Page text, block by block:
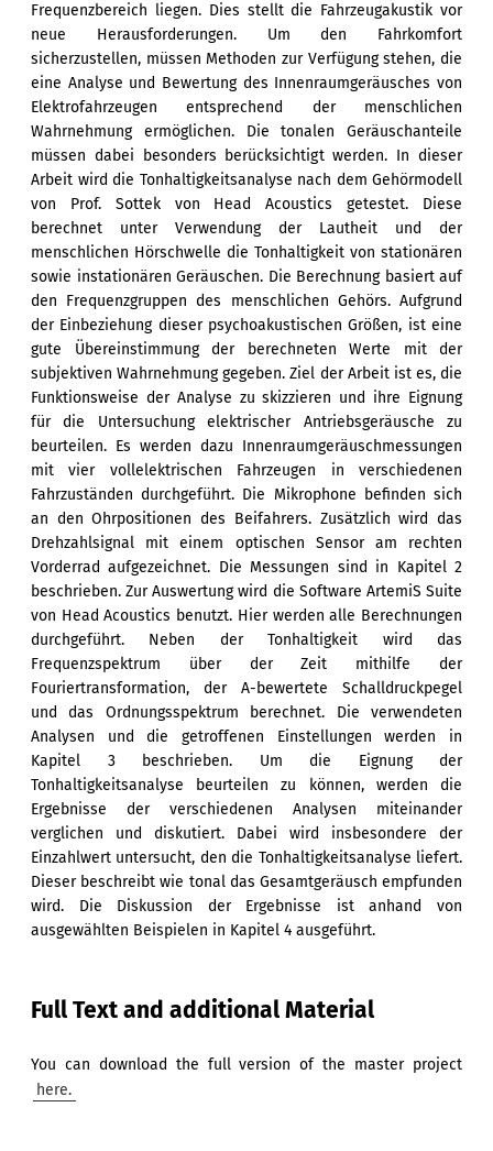
Frequenzbereich liegen. Dies stellt die Fahrzeugakustik vor
neue Herausforderungen. Um den Fahrkomfort
sicherzustellen, müssen Methoden zur Verfügung stehen, die
eine Analyse und Bewertung des Innenraumgeräusches von
Elektrofahrzeugen entsprechend der menschlichen
Wahrnehmung ermöglichen. Die tonalen Geräuschanteile
müssen dabei besonders berücksichtigt werden. In dieser
Arbeit wird die Tonhaltigkeitsanalyse nach dem Gehörmodell
von Prof. Sottek von Head Acoustics getestet. Diese
berechnet unter Verwendung der Lautheit und der
menschlichen Hörschwelle die Tonhaltigkeit von stationären
sowie instationären Geräuschen. Die Berechnung basiert auf
den Frequenzgruppen des menschlichen Gehörs. Aufgrund
der Einbeziehung dieser psychoakustischen Größen, ist eine
gute Übereinstimmung der berechneten Werte mit der
subjektiven Wahrnehmung gegeben. Ziel der Arbeit ist es, die
Funktionsweise der Analyse zu skizzieren und ihre Eignung
für die Untersuchung elektrischer Antriebsgeräusche zu
beurteilen. Es werden dazu Innenraumgeräuschmessungen
mit vier vollelektrischen Fahrzeugen in verschiedenen
Fahrzuständen durchgeführt. Die Mikrophone befinden sich
an den Ohrpositionen des Beifahrers. Zusätzlich wird das
Drehzahlsignal mit einem optischen Sensor am rechten
Vorderrad aufgezeichnet. Die Messungen sind in Kapitel 2
beschrieben. Zur Auswertung wird die Software ArtemiS Suite
von Head Acoustics benutzt. Hier werden alle Berechnungen
durchgeführt. Neben der Tonhaltigkeit wird das
Frequenzspektrum über der Zeit mithilfe der
Fouriertransformation, der A-bewertete Schalldruckpegel
und das Ordnungsspektrum berechnet. Die verwendeten
Analysen und die getroffenen Einstellungen werden in
Kapitel 3 beschrieben. Um die Eignung der
Tonhaltigkeitsanalyse beurteilen zu können, werden die
Ergebnisse der verschiedenen Analysen miteinander
verglichen und diskutiert. Dabei wird insbesondere der
Einzahlwert untersucht, den die Tonhaltigkeitsanalyse liefert.
Dieser beschreibt wie tonal das Gesamtgeräusch empfunden
wird. Die Diskussion der Ergebnisse ist anhand von
ausgewählten Beispielen in Kapitel 4 ausgeführt.
Full Text and additional Material
You can download the full version of the master project
here.